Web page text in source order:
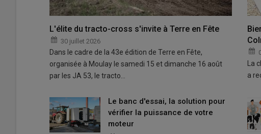
L'élite du tracto-cross s'invite à Terre en Fête
30 juillet 2026
Dans le cadre de la 43e édition de Terre en Fête,
organisée à Moulay le samedi 15 et dimanche 16 août
par les JA 53, le tracto…
La
a
Le banc d'essai, la solution pour
vérifier la puissance de votre
moteur